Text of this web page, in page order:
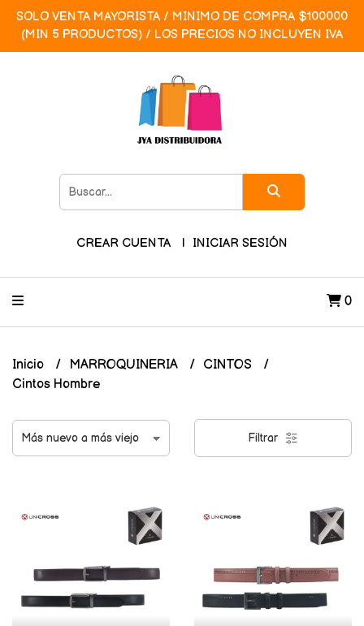
SOLO VENTA MAYORISTA / MINIMO DE COMPRA $100000
(MIN 5 PRODUCTOS) / LOS PRECIOS NO INCLUYEN IVA
CREAR CUENTA INICIAR SESIÓN
0
Inicio MARROQUINERIA
CINTOS
Cintos Hombre
Filtrar